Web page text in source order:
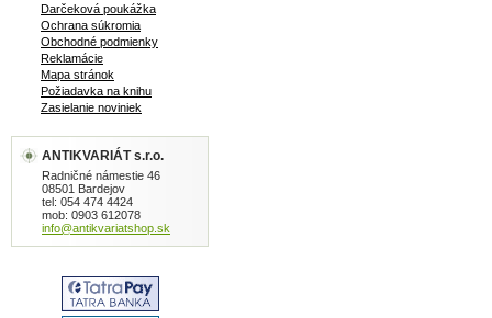
Darčeková poukážka
Ochrana súkromia
Obchodné podmienky
Reklamácie
Mapa stránok
Požiadavka na knihu
Zasielanie noviniek
ANTIKVARIÁT s.r.o.
Radničné námestie 46
08501 Bardejov
tel: 054 474 4424
mob: 0903 612078
info@antikvariatshop.sk